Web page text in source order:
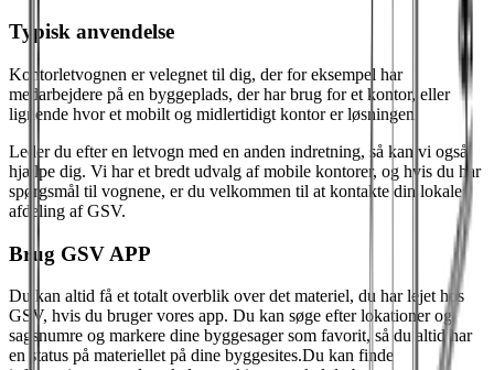
Typisk anvendelse
Kontorletvognen er velegnet til dig, der for eksempel har
medarbejdere på en byggeplads, der har brug for et kontor, eller
lignende hvor et mobilt og midlertidigt kontor er løsningen.
Leder du efter en letvogn med en anden indretning, så kan vi også
hjælpe dig. Vi har et bredt udvalg af mobile kontorer, og hvis du har
spørgsmål til vognene, er du velkommen til at kontakte din lokale
afdeling af GSV.
Brug GSV APP
Du kan altid få et totalt overblik over det materiel, du har lejet hos
GSV, hvis du bruger vores app. Du kan søge efter lokationer og
sagsnumre og markere dine byggesager som favorit, så du altid har
en status på materiellet på dine byggesites.Du kan finde